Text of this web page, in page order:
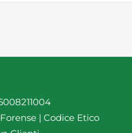
| Codice Etico